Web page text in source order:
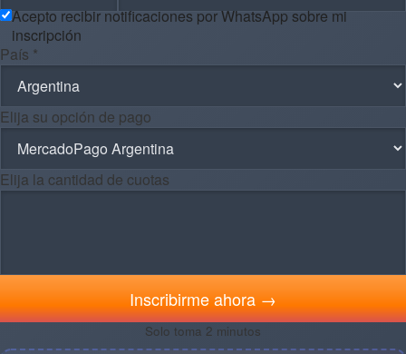
Acepto recibir notificaciones por WhatsApp sobre mi
inscripción
País *
Elija su opción de pago
Elija la cantidad de cuotas
Inscribirme ahora →
Solo toma 2 minutos